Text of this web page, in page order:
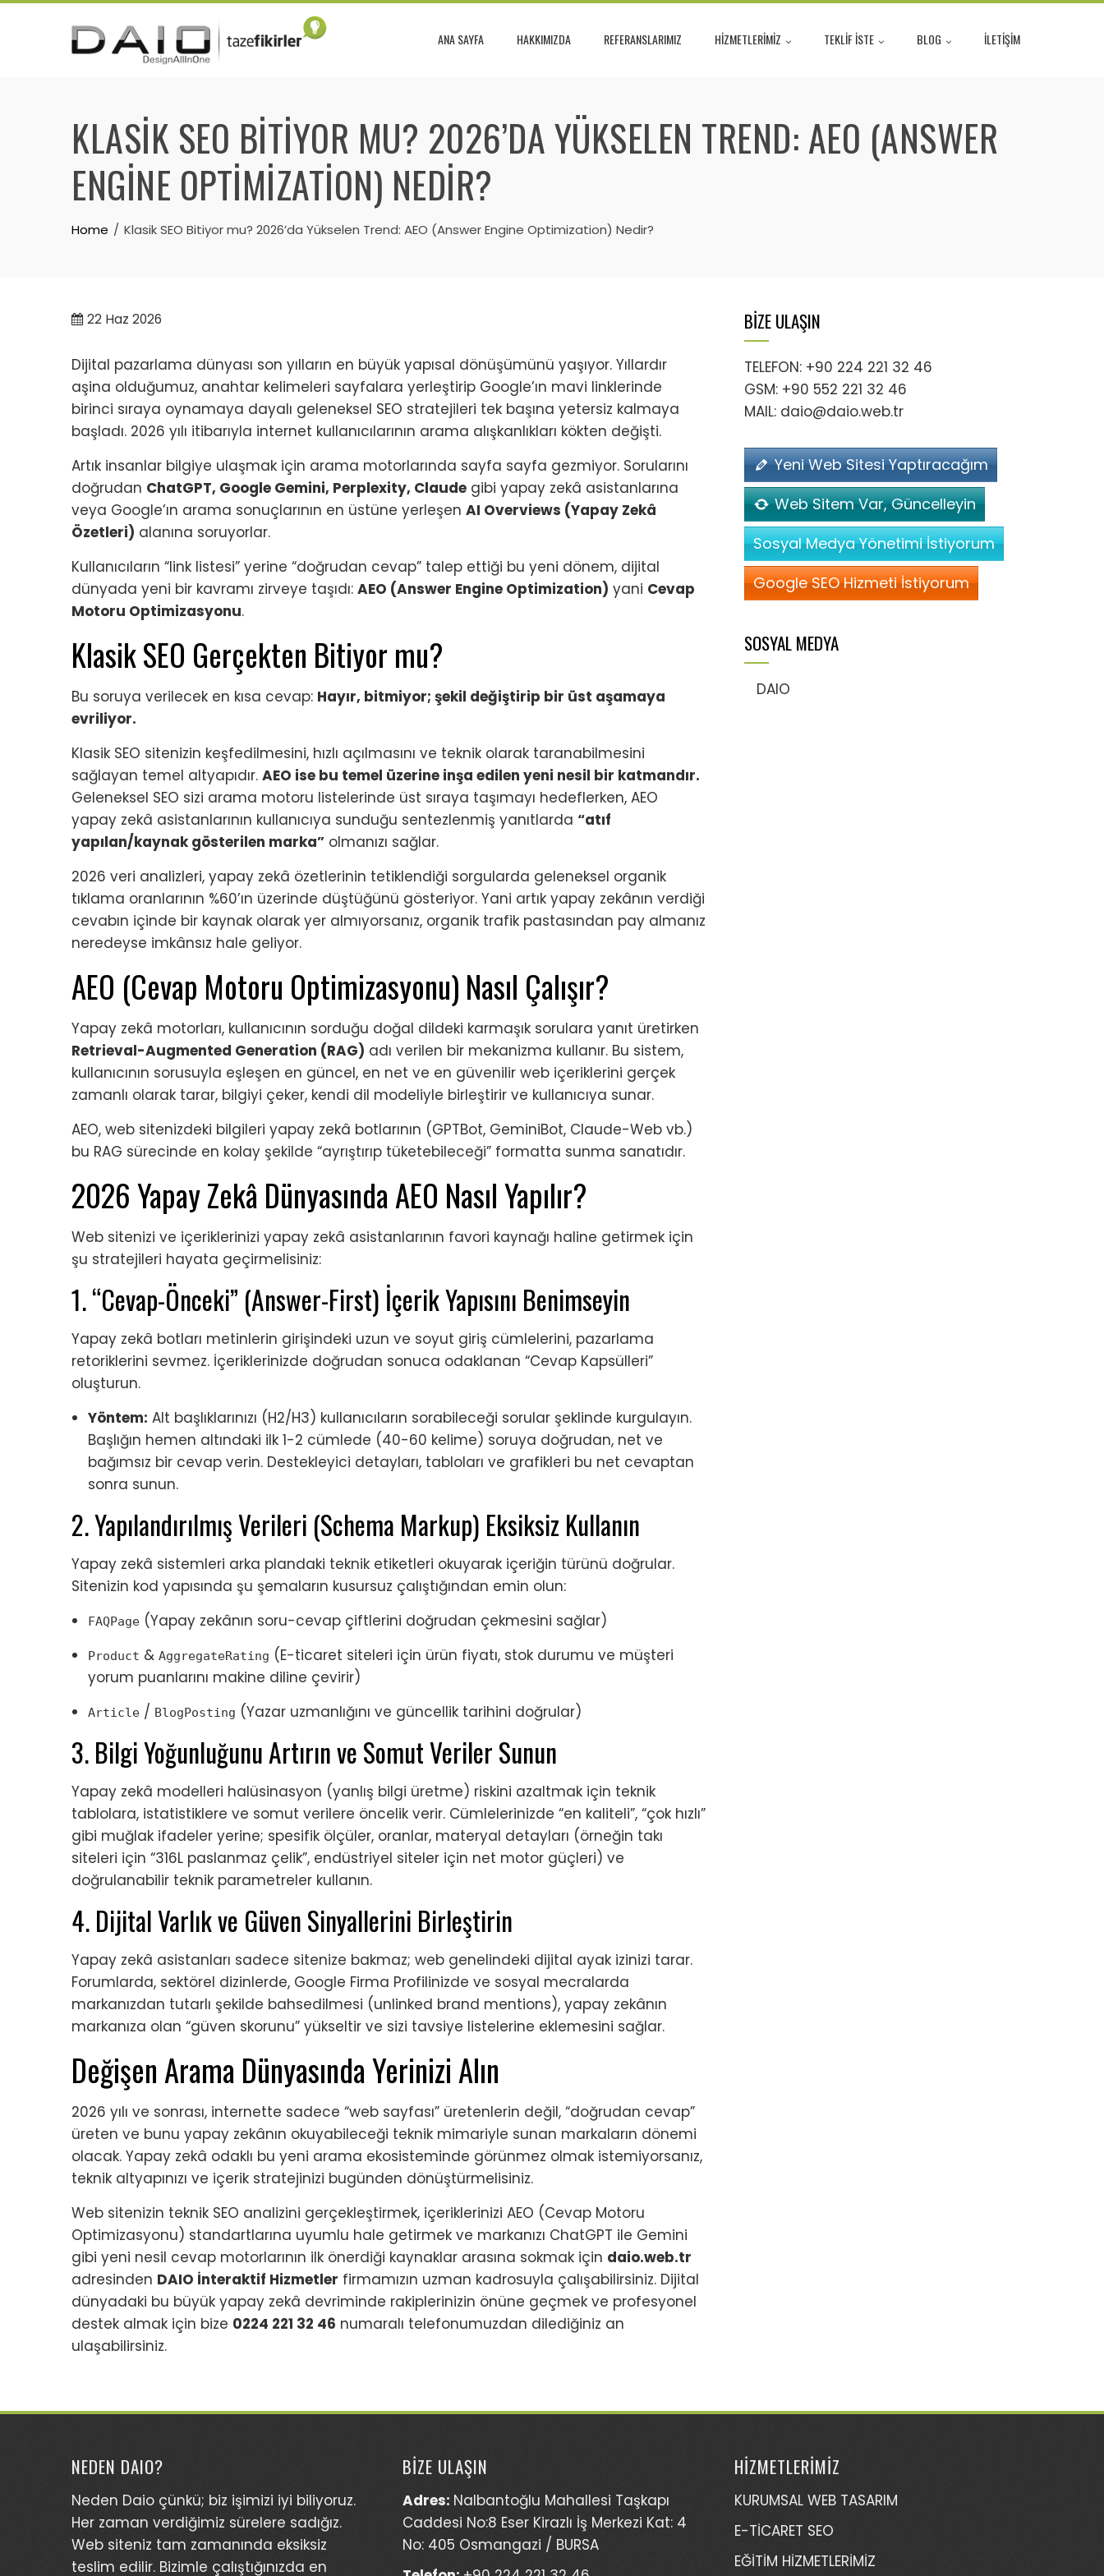
Skip
ANA SAYFA HAKKIMIZDA REFERANSLARIMIZ HİZMETLERİMİZ TEKLİF İSTE BLOG İLETİŞİM
KLASIK SEO BITIYOR MU? 2026’DA YÜKSELEN TREND: AEO (ANSWER
ENGINE OPTIMIZATION) NEDIR?
Home Klasik SEO Bitiyor mu? 2026’da Yükselen Trend: AEO (Answer Engine Optimization) Nedir?
22 Haz 2026
Dijital pazarlama dünyası son yılların en büyük yapısal dönüşümünü yaşıyor. Yıllardır
aşina olduğumuz, anahtar kelimeleri sayfalara yerleştirip Google’ın mavi linklerinde
birinci sıraya oynamaya dayalı geleneksel SEO stratejileri tek başına yetersiz kalmaya
başladı. 2026 yılı itibarıyla internet kullanıcılarının arama alışkanlıkları kökten değişti.
Artık insanlar bilgiye ulaşmak için arama motorlarında sayfa sayfa gezmiyor. Sorularını
doğrudan ChatGPT, Google Gemini, Perplexity, Claude gibi yapay zekâ asistanlarına
veya Google’ın arama sonuçlarının en üstüne yerleşen AI Overviews (Yapay Zekâ
Özetleri) alanına soruyorlar.
Kullanıcıların “link listesi” yerine “doğrudan cevap” talep ettiği bu yeni dönem, dijital
dünyada yeni bir kavramı zirveye taşıdı: AEO (Answer Engine Optimization) yani Cevap
Motoru Optimizasyonu.
Klasik SEO Gerçekten Bitiyor mu?
Bu soruya verilecek en kısa cevap: Hayır, bitmiyor; şekil değiştirip bir üst aşamaya
evriliyor.
Klasik SEO sitenizin keşfedilmesini, hızlı açılmasını ve teknik olarak taranabilmesini
sağlayan temel altyapıdır. AEO ise bu temel üzerine inşa edilen yeni nesil bir katmandır.
Geleneksel SEO sizi arama motoru listelerinde üst sıraya taşımayı hedeflerken, AEO
yapay zekâ asistanlarının kullanıcıya sunduğu sentezlenmiş yanıtlarda “atıf
yapılan/kaynak gösterilen marka” olmanızı sağlar.
2026 veri analizleri, yapay zekâ özetlerinin tetiklendiği sorgularda geleneksel organik
tıklama oranlarının %60’ın üzerinde düştüğünü gösteriyor. Yani artık yapay zekânın verdiği
cevabın içinde bir kaynak olarak yer almıyorsanız, organik trafik pastasından pay almanız
neredeyse imkânsız hale geliyor.
AEO (Cevap Motoru Optimizasyonu) Nasıl Çalışır?
Yapay zekâ motorları, kullanıcının sorduğu doğal dildeki karmaşık sorulara yanıt üretirken
Retrieval-Augmented Generation (RAG) adı verilen bir mekanizma kullanır. Bu sistem,
kullanıcının sorusuyla eşleşen en güncel, en net ve en güvenilir web içeriklerini gerçek
zamanlı olarak tarar, bilgiyi çeker, kendi dil modeliyle birleştirir ve kullanıcıya sunar.
AEO, web sitenizdeki bilgileri yapay zekâ botlarının (GPTBot, GeminiBot, Claude-Web vb.)
bu RAG sürecinde en kolay şekilde “ayrıştırıp tüketebileceği” formatta sunma sanatıdır.
2026 Yapay Zekâ Dünyasında AEO Nasıl Yapılır?
Web sitenizi ve içeriklerinizi yapay zekâ asistanlarının favori kaynağı haline getirmek için
şu stratejileri hayata geçirmelisiniz:
1. “Cevap-Önceki” (Answer-First) İçerik Yapısını Benimseyin
Yapay zekâ botları metinlerin girişindeki uzun ve soyut giriş cümlelerini, pazarlama
retoriklerini sevmez. İçeriklerinizde doğrudan sonuca odaklanan “Cevap Kapsülleri”
oluşturun.
Yöntem: Alt başlıklarınızı (H2/H3) kullanıcıların sorabileceği sorular şeklinde kurgulayın.
Başlığın hemen altındaki ilk 1-2 cümlede (40-60 kelime) soruya doğrudan, net ve
bağımsız bir cevap verin. Destekleyici detayları, tabloları ve grafikleri bu net cevaptan
sonra sunun.
2. Yapılandırılmış Verileri (Schema Markup) Eksiksiz Kullanın
Yapay zekâ sistemleri arka plandaki teknik etiketleri okuyarak içeriğin türünü doğrular.
Sitenizin kod yapısında şu şemaların kusursuz çalıştığından emin olun:
FAQPage (Yapay zekânın soru-cevap çiftlerini doğrudan çekmesini sağlar)
Product & AggregateRating (E-ticaret siteleri için ürün fiyatı, stok durumu ve müşteri
yorum puanlarını makine diline çevirir)
Article / BlogPosting (Yazar uzmanlığını ve güncellik tarihini doğrular)
3. Bilgi Yoğunluğunu Artırın ve Somut Veriler Sunun
Yapay zekâ modelleri halüsinasyon (yanlış bilgi üretme) riskini azaltmak için teknik
tablolara, istatistiklere ve somut verilere öncelik verir. Cümlelerinizde “en kaliteli”, “çok hızlı”
gibi muğlak ifadeler yerine; spesifik ölçüler, oranlar, materyal detayları (örneğin takı
siteleri için “316L paslanmaz çelik”, endüstriyel siteler için net motor güçleri) ve
doğrulanabilir teknik parametreler kullanın.
4. Dijital Varlık ve Güven Sinyallerini Birleştirin
Yapay zekâ asistanları sadece sitenize bakmaz; web genelindeki dijital ayak izinizi tarar.
Forumlarda, sektörel dizinlerde, Google Firma Profilinizde ve sosyal mecralarda
markanızdan tutarlı şekilde bahsedilmesi (unlinked brand mentions), yapay zekânın
markanıza olan “güven skorunu” yükseltir ve sizi tavsiye listelerine eklemesini sağlar.
Değişen Arama Dünyasında Yerinizi Alın
2026 yılı ve sonrası, internette sadece “web sayfası” üretenlerin değil, “doğrudan cevap”
üreten ve bunu yapay zekânın okuyabileceği teknik mimariyle sunan markaların dönemi
olacak. Yapay zekâ odaklı bu yeni arama ekosisteminde görünmez olmak istemiyorsanız,
teknik altyapınızı ve içerik stratejinizi bugünden dönüştürmelisiniz.
Web sitenizin teknik SEO analizini gerçekleştirmek, içeriklerinizi AEO (Cevap Motoru
Optimizasyonu) standartlarına uyumlu hale getirmek ve markanızı ChatGPT ile Gemini
gibi yeni nesil cevap motorlarının ilk önerdiği kaynaklar arasına sokmak için daio.web.tr
adresinden DAIO İnteraktif Hizmetler firmamızın uzman kadrosuyla çalışabilirsiniz. Dijital
dünyadaki bu büyük yapay zekâ devriminde rakiplerinizin önüne geçmek ve profesyonel
destek almak için bize 0224 221 32 46 numaralı telefonumuzdan dilediğiniz an
ulaşabilirsiniz.
BİZE ULAŞIN
TELEFON: +90 224 221 32 46
GSM: +90 552 221 32 46
MAIL: daio@daio.web.tr
Yeni Web Sitesi Yaptıracağım
Web Sitem Var, Güncelleyin
Sosyal Medya Yönetimi İstiyorum
Google SEO Hizmeti İstiyorum
SOSYAL MEDYA
DAIO
NEDEN DAIO?
Neden Daio çünkü; biz işimizi iyi biliyoruz.
Her zaman verdiğimiz sürelere sadığız.
Web siteniz tam zamanında eksiksiz
teslim edilir. Bizimle çalıştığınızda en
BİZE ULAŞIN
Adres: Nalbantoğlu Mahallesi Taşkapı
Caddesi No:8 Eser Kirazlı İş Merkezi Kat: 4
No: 405 Osmangazi / BURSA
HİZMETLERİMİZ
KURUMSAL WEB TASARIM
E-TİCARET SEO
EĞİTİM HİZMETLERİMİZ